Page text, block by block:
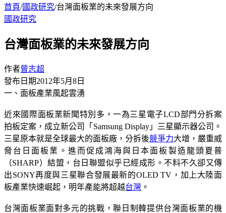
首頁/國政研究/台灣面板業的未來發展方向
國政研究
台灣面板業的未來發展方向
作者曾志超
發布日期2012年5月8日
一、面板產業風起雲湧
近來國際面板業新聞特別多，一為三星電子LCD部門分拆案
拍板定案，成立新公司「Samsung Display」三星顯示器公司。
三星原本就是全球最大的面板廠，分拆後競爭力大增，嚴重威
脅台日面板業。進而促成鴻海與日本面板製造龍頭夏普
（SHARP）結盟，台日聯盟似乎已經成形。不料不久卻又傳
出SONY再度與三星聯合發展最新的OLED TV，加上大陸面
板產業快速崛起，明年產能將超越台灣 。
台灣面板業面對多元的挑戰，聯日制韓提供台灣面板業的機